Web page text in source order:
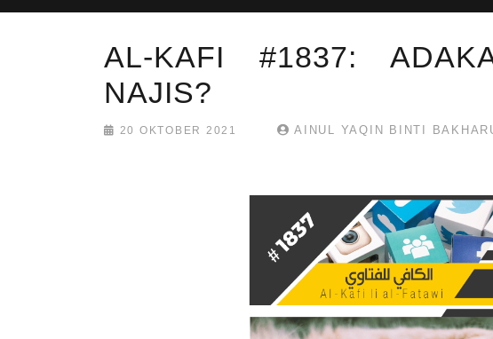
AL-KAFI #1837:
NAJIS?
20 OKTOBER 2021 AINUL YAQIN BINTI